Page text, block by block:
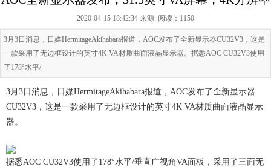
2020-04-15 18:42:34 来源: 阅读：1150
3月3日消息，日媒HermitageAkihabara报道，AOC发布了全新显示器CU32V3，这是
一款采用了无边框设计的英寸4K VA材质曲面液晶显示器。据悉AOC CU32V3使用
了178°水平/
3月3日消息，日媒HermitageAkihabara报道，AOC发布了全新显示器
CU32V3，这是一款采用了无边框设计的英寸4K VA材质曲面液晶显示
器。
据悉AOC CU32V3使用了178°水平/垂直广视角VA面板，采用了三面无